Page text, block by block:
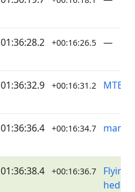
01:36:28.2 +00:16:26.5 —
01:36:32.9 +00:16:31.2 MTB
01:36:36.4 +00:16:34.7
01:36:38.4 +00:16:36.7
Flying